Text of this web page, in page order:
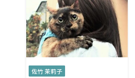
佐竹 茉莉子